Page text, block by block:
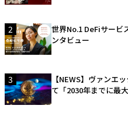
2
世界No.1 DeFiサービ
ンタビュー
3
【NEWS】ヴァンエ
て「2030年までに最